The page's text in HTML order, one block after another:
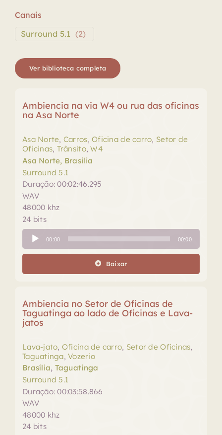
Canais
Surround 5.1 (2)
Ver biblioteca completa
Ambiencia na via W4 ou rua das oficinas
na Asa Norte
Asa Norte, Carros,Oficina de carro, Setor de
Oficinas, Trânsito,W4
Asa Norte, Brasilia
Surround 5.1
Duração: 00:02:46.295
WAV
48000 khz
24 bits
Tocador
de
áudio
00:00 00:00
Baixar
Ambiencia no Setor de Oficinas de
Taguatinga ao lado de Oficinas e Lava-
jatos
Lava-jato, Oficina de carro, Setor de Oficinas,
Taguatinga,Vozerio
Brasília, Taguatinga
Surround 5.1
Duração: 00:03:58.866
WAV
48000 khz
24 bits